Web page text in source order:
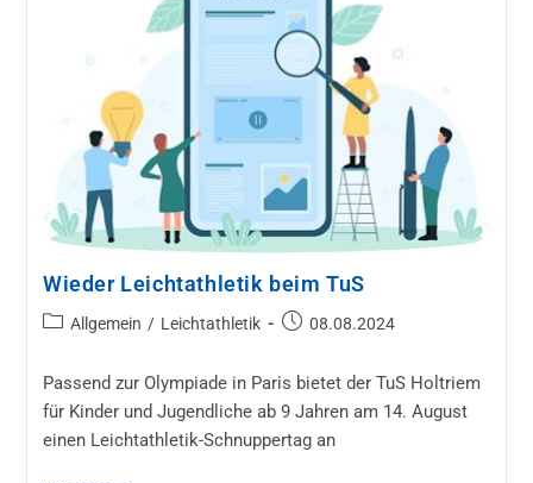
Wieder Leichtathletik beim TuS
Allgemein / Leichtathletik 08.08.2024
Passend zur Olympiade in Paris bietet der TuS Holtriem
für Kinder und Jugendliche ab 9 Jahren am 14. August
einen Leichtathletik-Schnuppertag an